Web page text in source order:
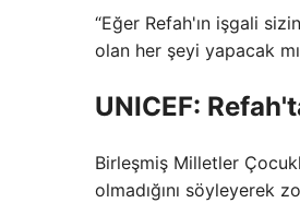
“Eğer Refah'ın işgali
olan her şeyi yapacak
UNICEF:
Birleşmiş Milletler
olmadığını söyleyerek